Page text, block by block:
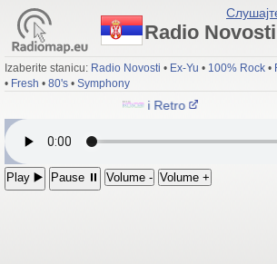
Radio
Izaberite stanicu: Radio Novosti • Ex-Yu • 100% Rock •
• Fresh • 80's • Symphony
Radio Novosti Retro
Play ▶️ Pause ⏸ Volume - Volume +